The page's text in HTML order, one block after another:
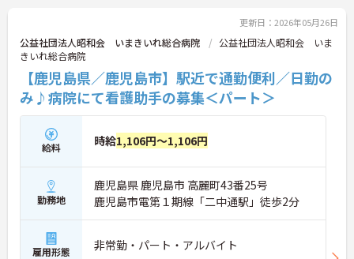
更新日：2026年05月26日
公益社団法人昭和会 いまきいれ総合病院
公益社団法人昭和会 いま
きいれ総合病院
【鹿児島県／鹿児島市】駅近で通勤便利／日勤の
み♪病院にて看護助手の募集＜パート＞
給料 時給1,106円～1,106円
勤務地
鹿児島県 鹿児島市 高麗町43番25号
鹿児島市電第１期線「二中通駅」徒歩2分
雇用形態 非常勤・パート・アルバイト